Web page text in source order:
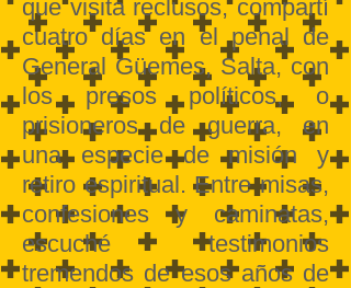
que visita reclusos, compartí
cuatro días en el penal de
General Güemes, Salta, con
los presos políticos, o
prisioneros de guerra, en
una especie de misión y
retiro espiritual. Entre misas,
confesiones y caminatas,
escuché testimonios
tremendos de esos años de